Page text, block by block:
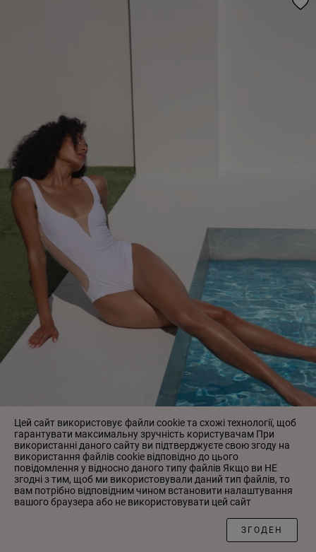
999-148 Купальник Anabel Arto 02 БІЛИЙ
3 644.00 ₴
ФІЛЬТР
Цей сайт використовує файли cookie та схожі технології, щоб
гарантувати максимальну зручність користувачам При
використанні даного сайту ви підтверджуєте свою згоду на
використання файлів cookie відповідно до цього
повідомлення у відносно даного типу файлів Якщо ви НЕ
згодні з тим, щоб ми використовували даний тип файлів, то
вам потрібно відповідним чином встановити налаштування
вашого браузера або не використовувати цей сайт
ЗГОДЕН